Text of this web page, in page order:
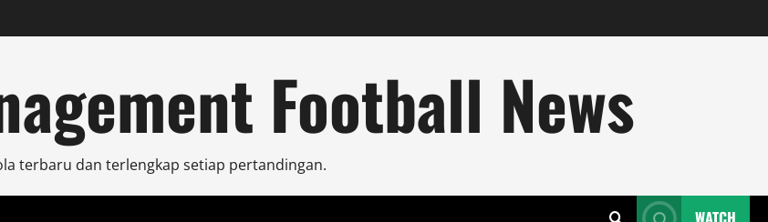
Football News
terbaru dan terlengkap setiap pertandingan.
WATCH